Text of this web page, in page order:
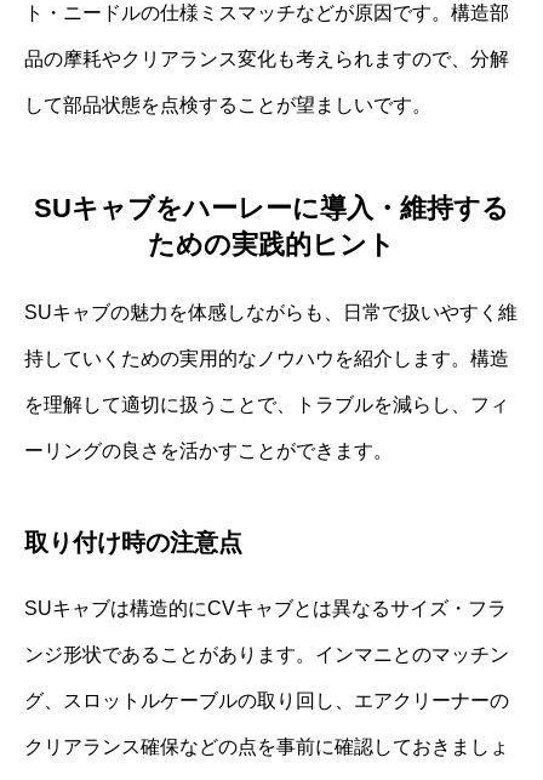
ト・ニードルの仕様ミスマッチなどが原因です。構造部
品の摩耗やクリアランス変化も考えられますので、分解
して部品状態を点検することが望ましいです。
SUキャブをハーレーに導入・維持する
ための実践的ヒント
SUキャブの魅力を体感しながらも、日常で扱いやすく維
持していくための実用的なノウハウを紹介します。構造
を理解して適切に扱うことで、トラブルを減らし、フィ
ーリングの良さを活かすことができます。
取り付け時の注意点
SUキャブは構造的にCVキャブとは異なるサイズ・フラ
ンジ形状であることがあります。インマニとのマッチン
グ、スロットルケーブルの取り回し、エアクリーナーの
クリアランス確保などの点を事前に確認しておきましょ